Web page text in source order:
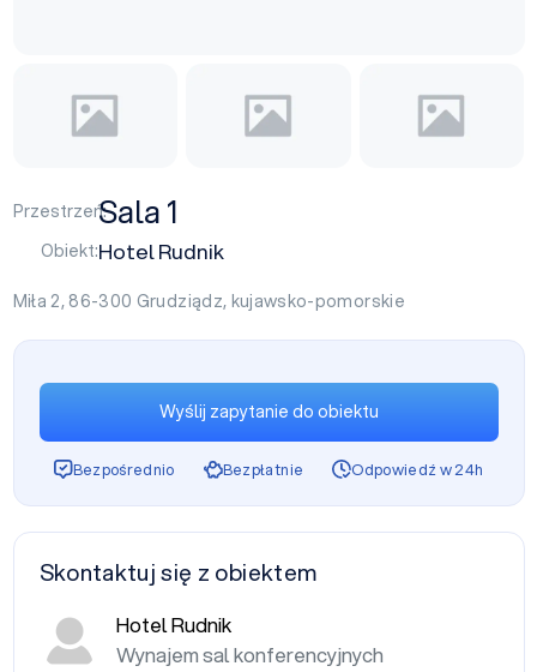
Przestrzeń:Sala 1
Obiekt:Hotel Rudnik
Miła 2, 86-300 Grudziądz, kujawsko-pomorskie
Wyślij zapytanie do obiektu
Bezpośrednio Bezpłatnie Odpowiedź w 24h
Skontaktuj się z obiektem
Hotel Rudnik
Wynajem sal konferencyjnych